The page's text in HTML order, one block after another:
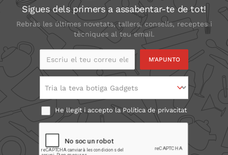
Sigues dels primers a assabentar-te de tot!
Rebràs les últimes novetats, tallers, consells, receptes i
tècniques al teu email.
Escriu el teu correu
Tria la teva botiga Gadgets
He llegit i accepto laPolítica de privacitat